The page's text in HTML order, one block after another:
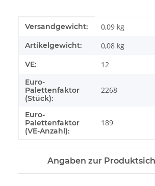
Produkteigenschaft
Wert
Versandgewicht: 0,09 kg
Artikelgewicht: 0,08 kg
VE: 12
Euro-
Palettenfaktor
(Stück):
2268
Euro-
Palettenfaktor
(VE-Anzahl):
189
Angaben zur